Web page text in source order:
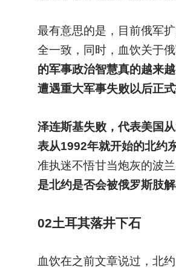
最有意思的是，目前俄军
全一致，同时，血饮关于
的军事政治智慧真的越来
遭遇重大军事失败以后正式
泽连斯基失败，代表美国
表从1992年就开始的北约
准执迷不悟甘当炮灰的波
是北约是否会被俄罗斯肢
02土耳其落井下石
血饮在之前文章说过，北